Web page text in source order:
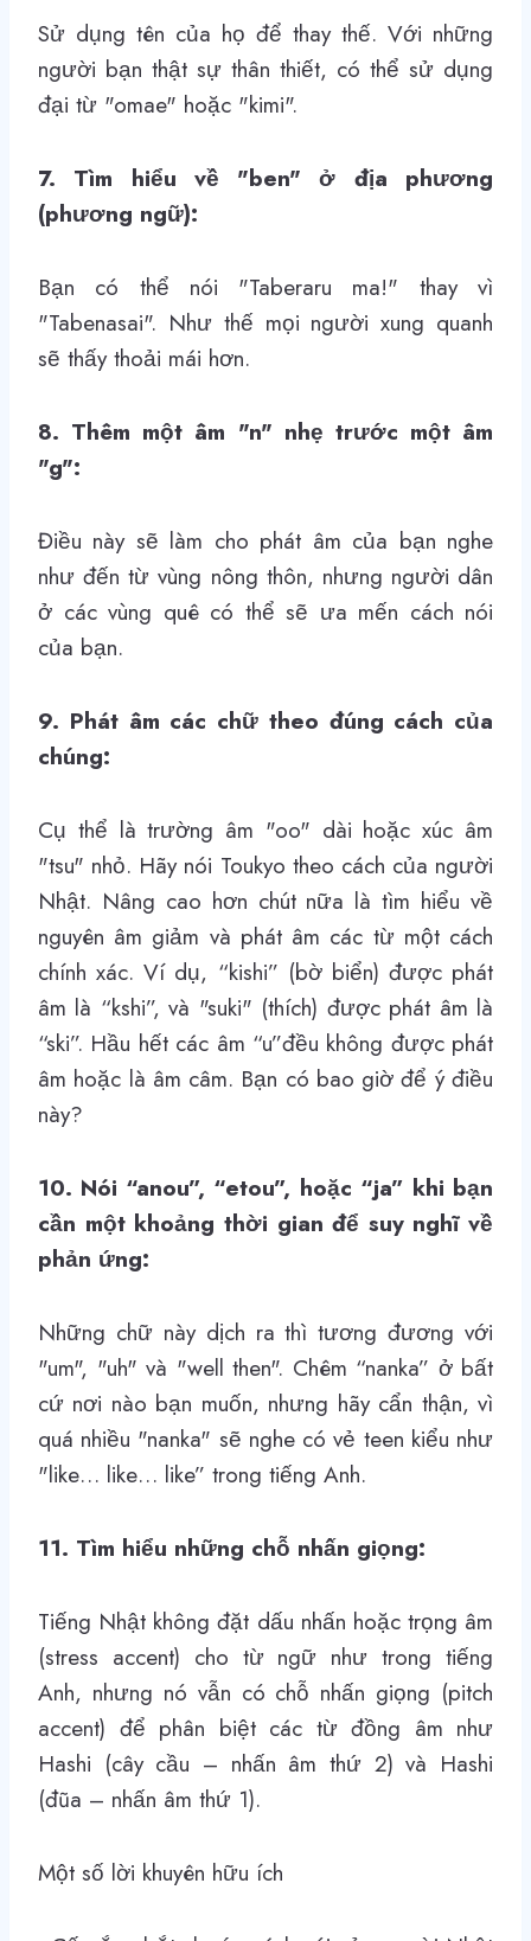
Sử dụng tên của họ để thay thế. Với những
người bạn thật sự thân thiết, có thể sử dụng
đại từ "omae" hoặc "kimi".
7. Tìm hiểu về "ben" ở địa phương
(phương ngữ):
Bạn có thể nói "Taberaru ma!" thay vì
"Tabenasai". Như thế mọi người xung quanh
sẽ thấy thoải mái hơn.
8. Thêm một âm "n" nhẹ trước một âm
"g":
Điều này sẽ làm cho phát âm của bạn nghe
như đến từ vùng nông thôn, nhưng người dân
ở các vùng quê có thể sẽ ưa mến cách nói
của bạn.
9. Phát âm các chữ theo đúng cách của
chúng:
Cụ thể là trường âm "oo" dài hoặc xúc âm
"tsu" nhỏ. Hãy nói Toukyo theo cách của người
Nhật. Nâng cao hơn chút nữa là tìm hiểu về
nguyên âm giảm và phát âm các từ một cách
chính xác. Ví dụ, “kishi” (bờ biển) được phát
âm là “kshi”, và "suki" (thích) được phát âm là
“ski”. Hầu hết các âm “u”đều không được phát
âm hoặc là âm câm. Bạn có bao giờ để ý điều
này?
10. Nói “anou”, “etou”, hoặc “ja” khi bạn
cần một khoảng thời gian để suy nghĩ về
phản ứng:
Những chữ này dịch ra thì tương đương với
"um", "uh" và "well then". Chêm “nanka” ở bất
cứ nơi nào bạn muốn, nhưng hãy cẩn thận, vì
quá nhiều "nanka" sẽ nghe có vẻ teen kiểu như
"like… like… like” trong tiếng Anh.
11. Tìm hiểu những chỗ nhấn giọng:
Tiếng Nhật không đặt dấu nhấn hoặc trọng âm
(stress accent) cho từ ngữ như trong tiếng
Anh, nhưng nó vẫn có chỗ nhấn giọng (pitch
accent) để phân biệt các từ đồng âm như
Hashi (cây cầu – nhấn âm thứ 2) và Hashi
(đũa – nhấn âm thứ 1).
Một số lời khuyên hữu ích